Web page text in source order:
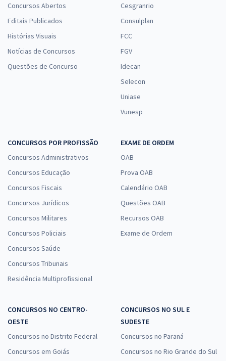
Concursos Abertos
Editais Publicados
Histórias Visuais
Notícias de Concursos
Questões de Concurso
Cesgranrio
Consulplan
FCC
FGV
Idecan
Selecon
Uniase
Vunesp
CONCURSOS POR PROFISSÃO
Concursos Administrativos
Concursos Educação
Concursos Fiscais
Concursos Jurídicos
Concursos Militares
Concursos Policiais
Concursos Saúde
Concursos Tribunais
Residência Multiprofissional
EXAME DE ORDEM
OAB
Prova OAB
Calendário OAB
Questões OAB
Recursos OAB
Exame de Ordem
CONCURSOS NO CENTRO-
OESTE
Concursos no Distrito Federal
Concursos em Goiás
CONCURSOS NO SUL E
SUDESTE
Concursos no Paraná
Concursos no Rio Grande do Sul